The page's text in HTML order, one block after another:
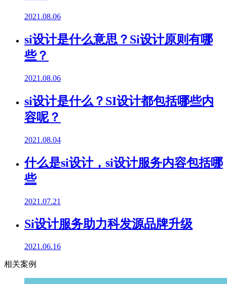
2021.08.06
si设计是什么意思？Si设计原则有哪
些？
2021.08.06
si设计是什么？SI设计都包括哪些内
容呢？
2021.08.04
什么是si设计，si设计服务内容包括哪
些
2021.07.21
Si设计服务助力科发源品牌升级
2021.06.16
相关案例